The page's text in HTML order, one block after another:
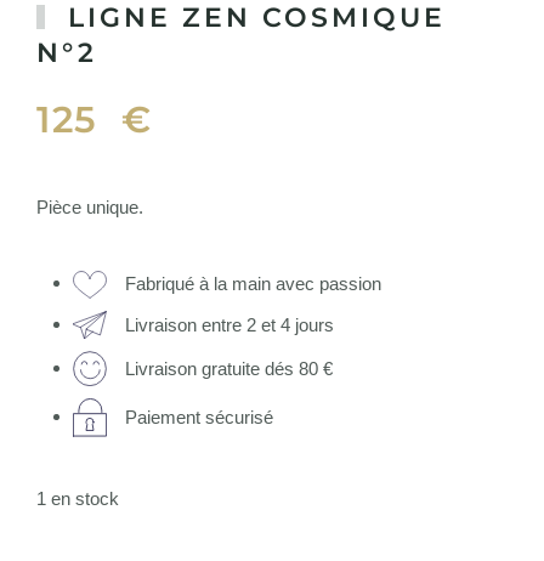
LIGNE ZEN COSMIQUE
N°2
125 €
Pièce unique.
Fabriqué à la main avec passion
Livraison entre 2 et 4 jours
Livraison gratuite dés 80 €
Paiement sécurisé
1 en stock